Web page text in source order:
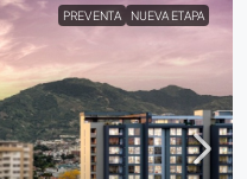
PREVENTA NUEVA ETAPA